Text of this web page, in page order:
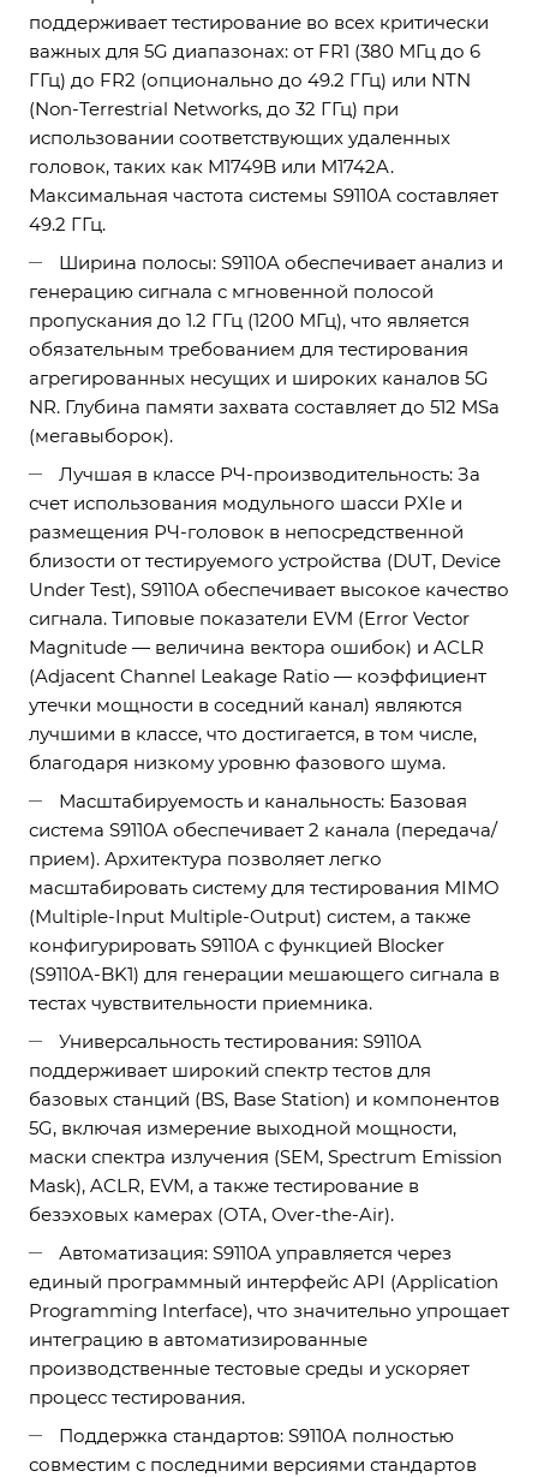
поддерживает тестирование во всех критически
важных для 5G диапазонах: от FR1 (380 МГц до 6
ГГц) до FR2 (опционально до 49.2 ГГц) или NTN
(Non-Terrestrial Networks, до 32 ГГц) при
использовании соответствующих удаленных
головок, таких как M1749B или M1742A.
Максимальная частота системы S9110A составляет
49.2 ГГц.
Ширина полосы: S9110A обеспечивает анализ и
генерацию сигнала с мгновенной полосой
пропускания до 1.2 ГГц (1200 МГц), что является
обязательным требованием для тестирования
агрегированных несущих и широких каналов 5G
NR. Глубина памяти захвата составляет до 512 MSa
(мегавыборок).
Лучшая в классе РЧ-производительность: За
счет использования модульного шасси PXIe и
размещения РЧ-головок в непосредственной
близости от тестируемого устройства (DUT, Device
Under Test), S9110A обеспечивает высокое качество
сигнала. Типовые показатели EVM (Error Vector
Magnitude — величина вектора ошибок) и ACLR
(Adjacent Channel Leakage Ratio — коэффициент
утечки мощности в соседний канал) являются
лучшими в классе, что достигается, в том числе,
благодаря низкому уровню фазового шума.
Масштабируемость и канальность: Базовая
система S9110A обеспечивает 2 канала (передача/
прием). Архитектура позволяет легко
масштабировать систему для тестирования MIMO
(Multiple-Input Multiple-Output) систем, а также
конфигурировать S9110A с функцией Blocker
(S9110A-BK1) для генерации мешающего сигнала в
тестах чувствительности приемника.
Универсальность тестирования: S9110A
поддерживает широкий спектр тестов для
базовых станций (BS, Base Station) и компонентов
5G, включая измерение выходной мощности,
маски спектра излучения (SEM, Spectrum Emission
Mask), ACLR, EVM, а также тестирование в
безэховых камерах (OTA, Over-the-Air).
Автоматизация: S9110A управляется через
единый программный интерфейс API (Application
Programming Interface), что значительно упрощает
интеграцию в автоматизированные
производственные тестовые среды и ускоряет
процесс тестирования.
Поддержка стандартов: S9110A полностью
совместим с последними версиями стандартов